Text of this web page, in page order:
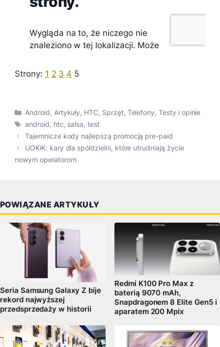
Strony: 1 2 3 4 5
Kategorie
Android, Artykuły, HTC, Sprzęt, Telefony,Testy i opinie
Tagi
android, htc, salsa,test
Tajemnicze kody najlepszą promocją pre-paid
UOKiK: kary dla spóldzielni, które utrudniają życie
nowym operatorom
POWIĄZANE ARTYKUŁY
Seria Samsung Galaxy Z bije
rekord najwyższej
przedsprzedaży w historii
Redmi K100 Pro Max z
baterią 9070 mAh,
Snapdragonem 8 Elite Gen5 i
aparatem 200 Mpix